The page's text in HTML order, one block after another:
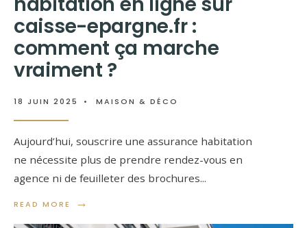
caisse-epargne.fr :
comment ça marche
vraiment ?
18 JUIN 2025 • MAISON & DÉCO
Aujourd’hui, souscrire une assurance habitation
ne nécessite plus de prendre rendez-vous en
agence ni de feuilleter des brochures...
READ MORE →